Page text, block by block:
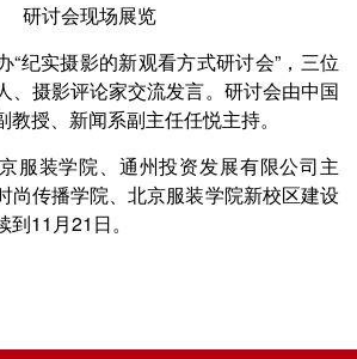
研讨会现场展览
“纪实摄影的新观看方式研讨会”，三位
、摄影评论家交流发言。研讨会由中国
授、新闻系副主任任悦主持。
服装学院、通州投资发展有限公司主
尚传播学院、北京服装学院新校区建设
11月21日。